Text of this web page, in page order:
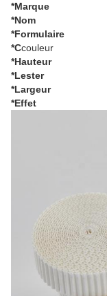
*Marque
*Nom
*Formulaire
*Ccouleur
*Hauteur
*Lester
*Largeur
*Effet